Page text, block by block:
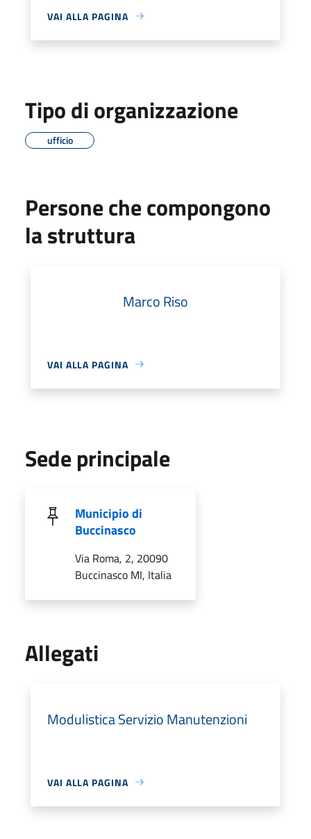
VAI ALLA PAGINA
Tipo di organizzazione
ufficio
Persone che compongono
la struttura
Marco Riso
VAI ALLA PAGINA
Sede principale
Municipio di
Buccinasco
Via Roma, 2, 20090
Buccinasco MI, Italia
Allegati
Modulistica Servizio Manutenzioni
VAI ALLA PAGINA